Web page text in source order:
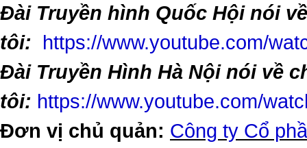
Đài Truyền hình Quốc Hội nói
tôi:
https://www.youtube.com/
Đài Truyền Hình Hà Nội nói về
tôi: https://www.youtube.com/
Đơn vị chủ quản: Công ty Cổ